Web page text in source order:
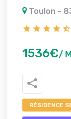
Toulon -
1536€/
RÉSIDENCE